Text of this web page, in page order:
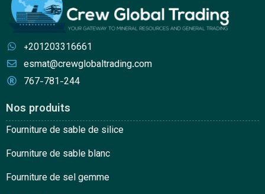
+201203316661
esmat@crewglobaltrading.com
767-781-244
Nos produits
Fourniture de sable de silice
Fourniture de sable blanc
Fourniture de sel gemme